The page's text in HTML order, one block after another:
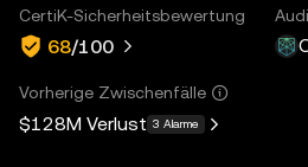
CertiK-Sicherheitsbewertung
68/100
Vorherige Zwischenfälle
$128M Verlust 3 Alarme